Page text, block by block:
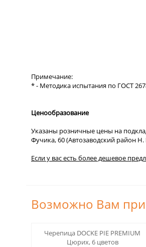
Примечание:
* - Методика испытания по ГОСТ
Ценообразование
Указаны розничные цены на
Фучика, 60 (Автозаводский район
Если у вас есть более дешевое
Возможно Вам
Черепица DOCKE PIE PREMIUM
Цюрих, 6 цветов